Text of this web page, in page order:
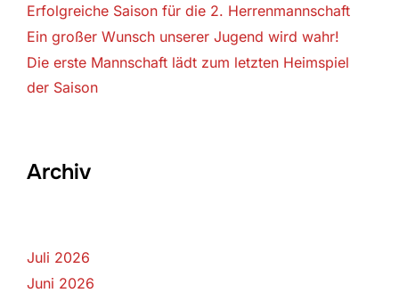
Erfolgreiche Saison für die 2. Herrenmannschaft
Ein großer Wunsch unserer Jugend wird wahr!
Die erste Mannschaft lädt zum letzten Heimspiel
der Saison
Archiv
Juli 2026
Juni 2026